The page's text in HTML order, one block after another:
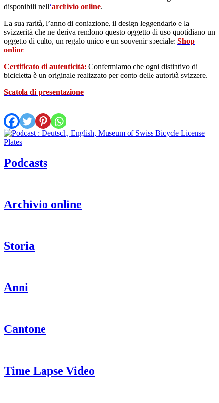
disponibili nell‘archivio online.
La sua rarità, l’anno di coniazione, il design leggendario e la
svizzerità che ne deriva rendono questo oggetto di uso quotidiano un
oggetto di culto, un regalo unico e un souvenir speciale: Shop
online
Certificato di autenticità: Confermiamo che ogni distintivo di
bicicletta è un originale realizzato per conto delle autorità svizzere.
Scatola di presentazione
Podcasts
Archivio online
Storia
Anni
Cantone
Time Lapse Video